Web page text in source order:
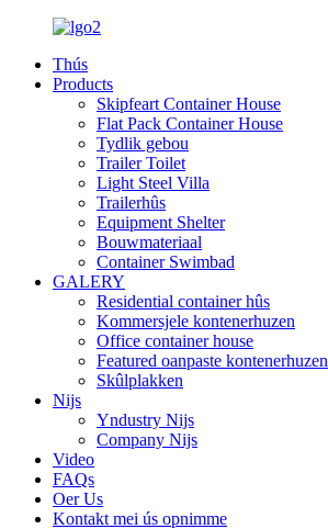
Thús
Products
Skipfeart Container House
Flat Pack Container House
Tydlik gebou
Trailer Toilet
Light Steel Villa
Trailerhûs
Equipment Shelter
Bouwmateriaal
Container Swimbad
GALERY
Residential container hûs
Kommersjele kontenerhuzen
Office container house
Featured oanpaste kontenerhuzen
Skûlplakken
Nijs
Yndustry Nijs
Company Nijs
Video
FAQs
Oer Us
Kontakt mei ús opnimme